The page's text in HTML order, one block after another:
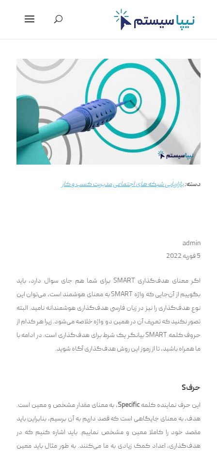
دسته:بازاریابی شبکه های اجتماعیمدیریت کسب و کار
admin
5 فوریه 2022
اگر معنای هدف‌گذاری SMART برای شما هم جای سوال دارد، باید
بگوییم از آن‌جایی که واژه SMART به معنای هوشمند است، می‌توان این
نوع هدف‌گذاری را نیز در زبان فارسی هدف‌گذاری هوشمندانه نامید. البته
تصور نکنید که تعریف آن در همین دو واژه خلاصه می‌شود. زیرا هر کدام از
حروف کلمه SMART بیانگر یک شرط برای هدف‌گذاری است. در ادامه با
ما همراه باشید، تا از رموز این روش هدف‌گذاری آگاه شوید.
حرفS
این حرف نماینده کلمه Specific، به معنای مقدار مشخص و معین است.
هدف، به معنای جایگاهی است که قصد داریم به آن برسیم، بنابراین باید
مقصد خود را کاملا معین و مشخص نماییم. باید اشاره کنیم که در
هدف‌گذاری، اعداد کمک زیادی به ما می‌کنند. به طور مثال باید معین